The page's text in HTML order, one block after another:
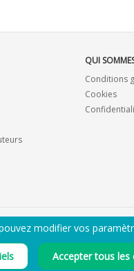
QUI
Conditions
Cookies
CATALOGUE PDF
modifier vos
Accepter tous les